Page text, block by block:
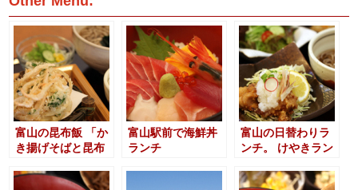
富山の昆布飯 「か
き揚げそばと昆布
富山駅前で海鮮丼
ランチ
富山の日替わりラ
ンチ。 けやきラン